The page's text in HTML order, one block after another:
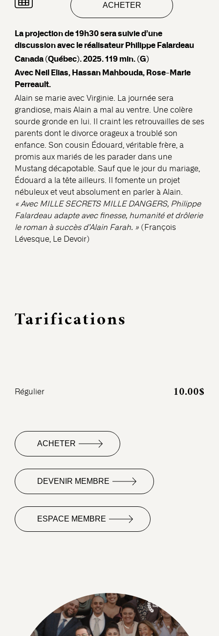
ACHETER
La projection de 19h30 sera suivie d’une
discussion avec le réalisateur Philippe Falardeau
Canada (Québec). 2025. 119 min. (G)
Avec Neil Elias, Hassan Mahbouda, Rose-Marie
Perreault.
Alain se marie avec Virginie. La journée sera
grandiose, mais Alain a mal au ventre. Une colère
sourde gronde en lui. Il craint les retrouvailles de ses
parents dont le divorce orageux a troublé son
enfance. Son cousin Édouard, véritable frère, a
promis aux mariés de les parader dans une
Mustang décapotable. Sauf que le jour du mariage,
Édouard a la tête ailleurs. Il fomente un projet
nébuleux et veut absolument en parler à Alain.
« Avec MILLE SECRETS MILLE DANGERS, Philippe
Falardeau adapte avec finesse, humanité et drôlerie
le roman à succès d’Alain Farah. » (François
Lévesque, Le Devoir)
Tarifications
Régulier 10.00$
ACHETER
DEVENIR MEMBRE
ESPACE MEMBRE